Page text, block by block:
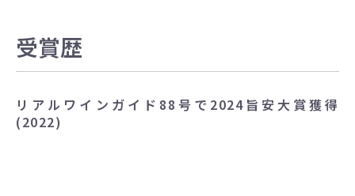
受賞歴
リアルワインガイド88号で2024旨安大賞獲得
(2022)